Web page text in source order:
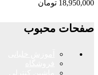
18,950,000 تومان
صفحات محبوب